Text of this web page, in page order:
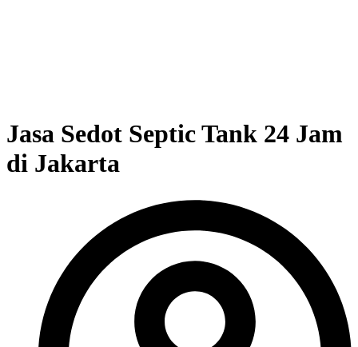
Jasa Sedot Septic Tank 24 Jam
di Jakarta